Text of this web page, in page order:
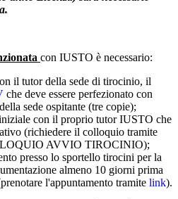
con IUSTO è necessario:
il tutor della sede di tirocinio, il
che deve essere perfezionato con
sede ospitante (tre copie);
con il proprio tutor IUSTO che
(richiedere il colloquio tramite
AVVIO TIROCINIO);
presso lo sportello tirocini per la
almeno 10 giorni prima
l'appuntamento tramite link).